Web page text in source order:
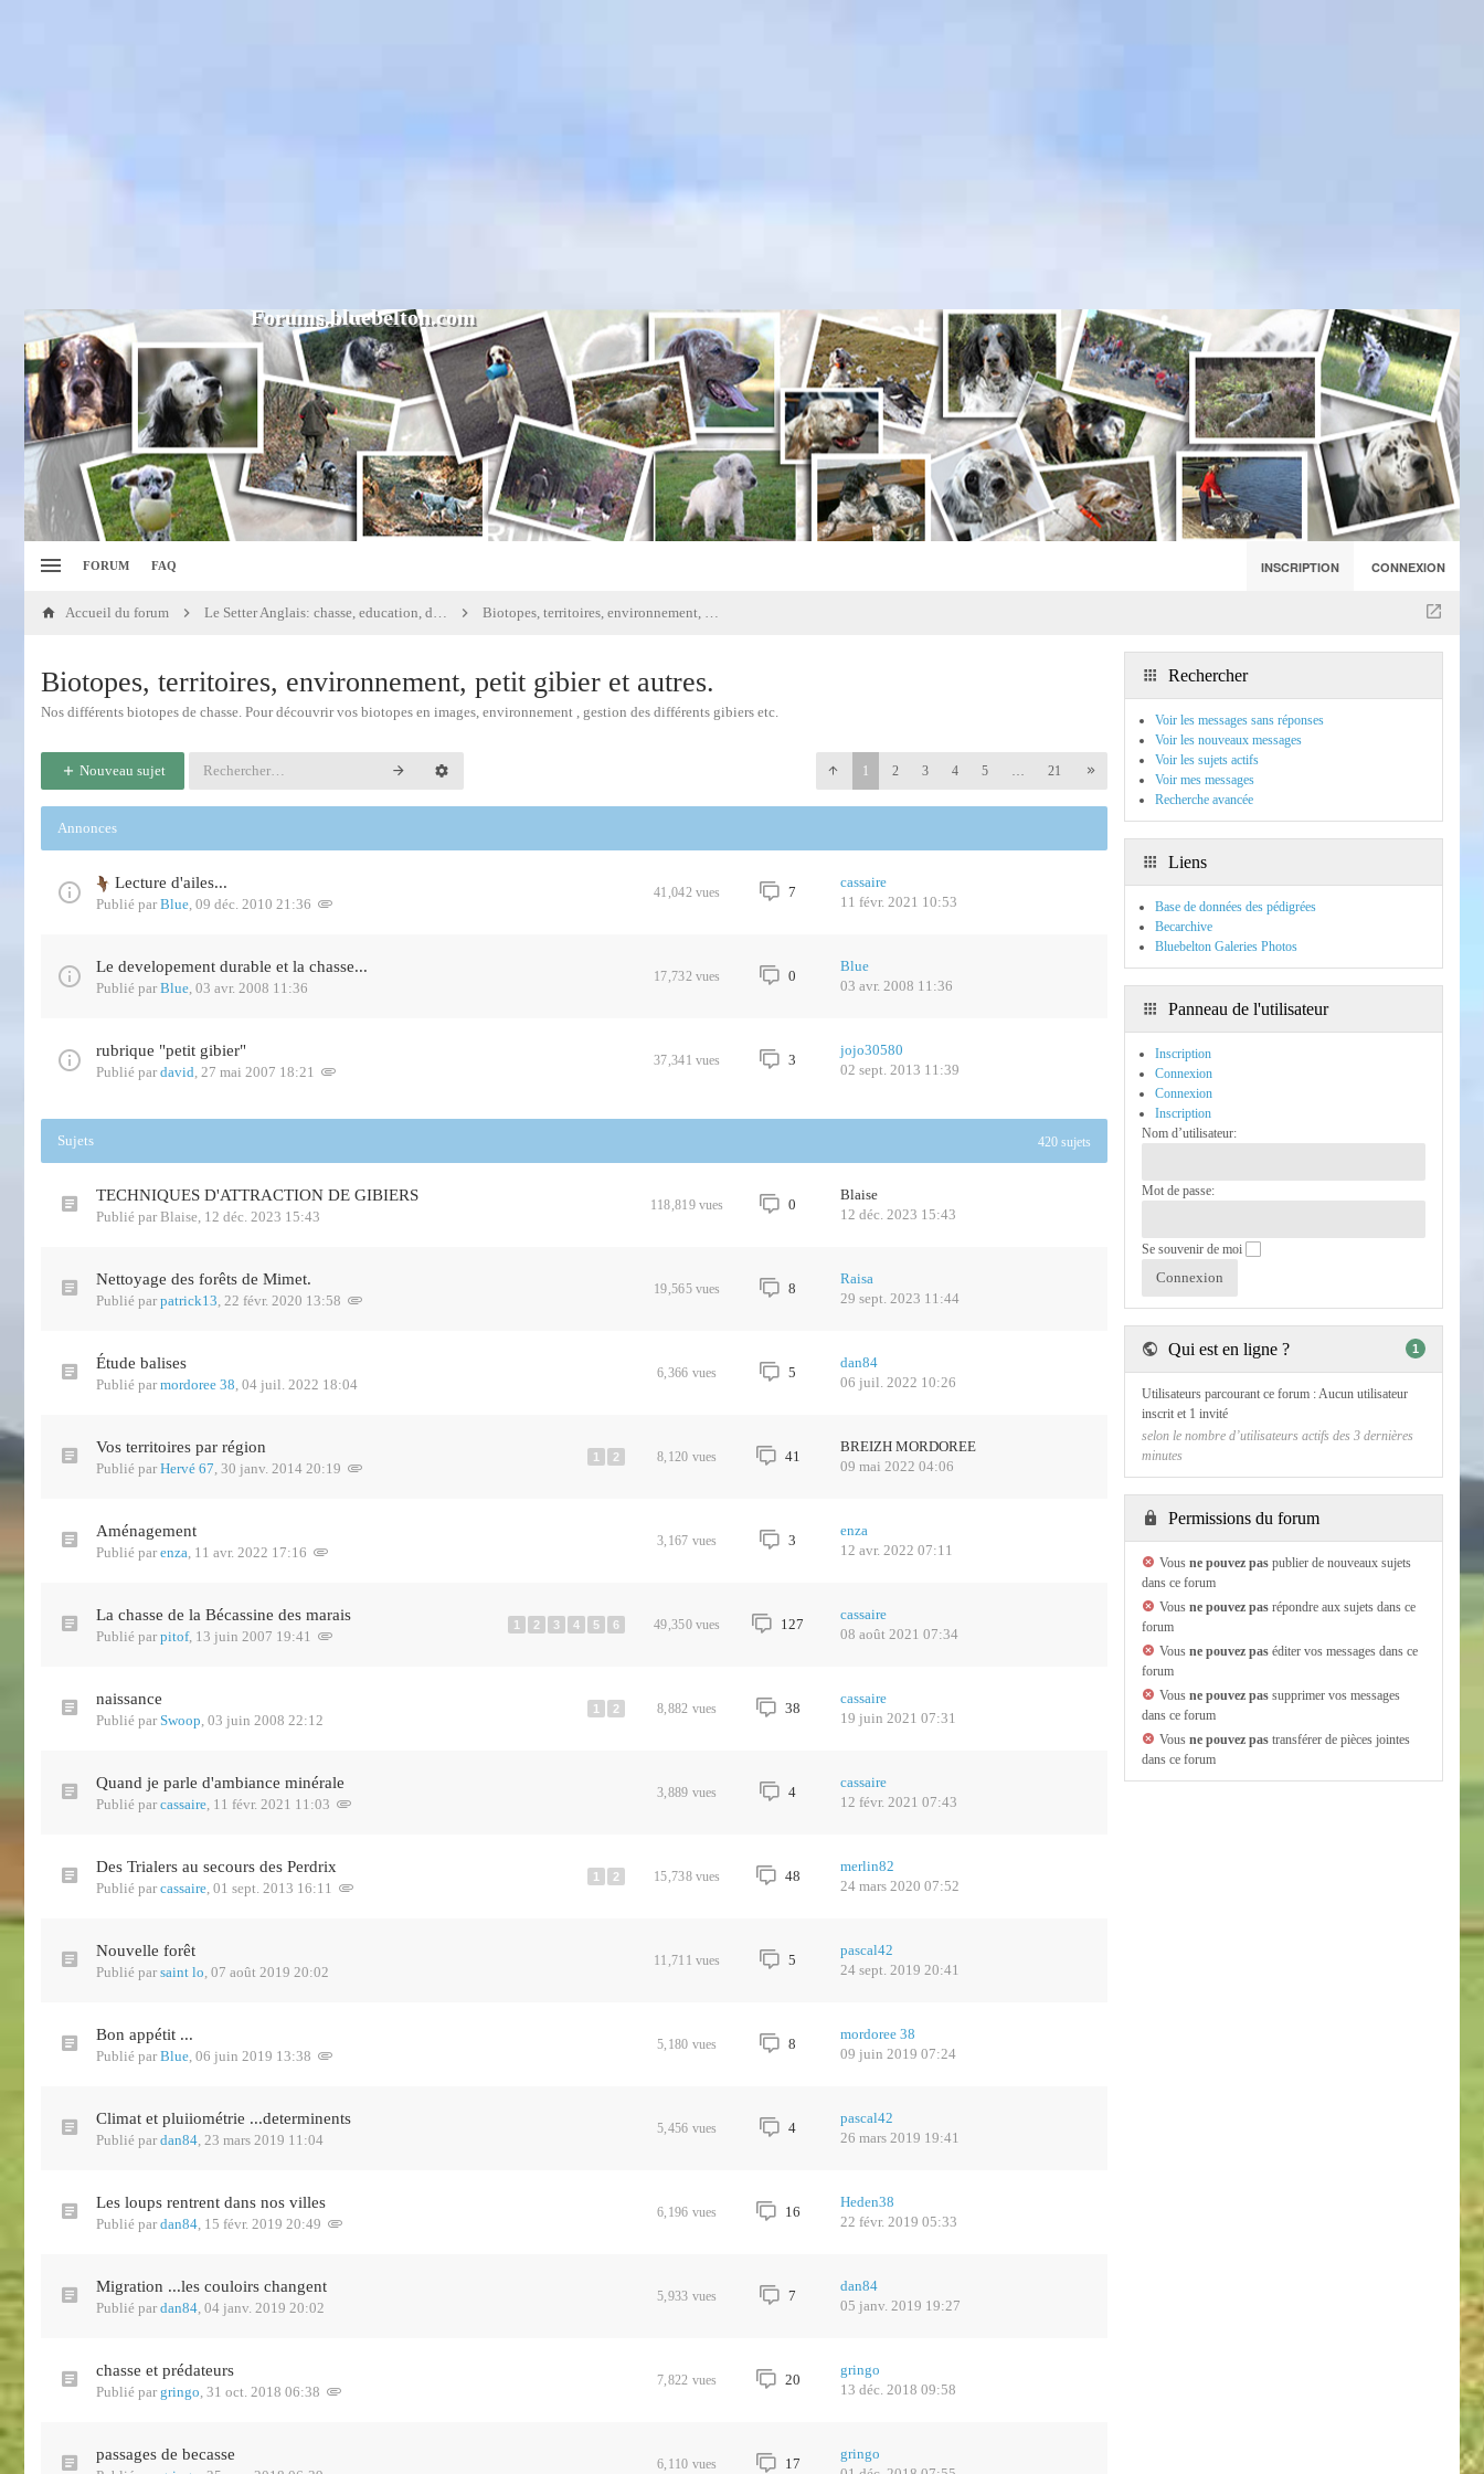
Forums.bluebelton.com
FORUM FAQ INSCRIPTION CONNEXION
Accueil du forum Le Setter Anglais: chasse, education, dressage Biotopes, territoires, environnement, petit gibier et autres.
Biotopes, territoires, environnement, petit gibier et autres.
Nos différents biotopes de chasse. Pour découvrir vos biotopes en images, environnement , gestion des différents gibiers etc.
Nouveau sujet 1 2 3 4 5 … 21
Annonces
Lecture d'ailes...
Publié par Blue, 09 déc. 2010 21:36
41,042 vues 7
cassaire
11 févr. 2021 10:53
Le developement durable et la chasse...
Publié par Blue, 03 avr. 2008 11:36
17,732 vues 0
Blue
03 avr. 2008 11:36
rubrique "petit gibier"
Publié par david, 27 mai 2007 18:21
37,341 vues 3
jojo30580
02 sept. 2013 11:39
Sujets 420 sujets
TECHNIQUES D'ATTRACTION DE GIBIERS
Publié par Blaise, 12 déc. 2023 15:43
118,819 vues 0
Blaise
12 déc. 2023 15:43
Nettoyage des forêts de Mimet.
Publié par patrick13, 22 févr. 2020 13:58
19,565 vues 8
Raisa
29 sept. 2023 11:44
Étude balises
Publié par mordoree 38, 04 juil. 2022 18:04
6,366 vues 5
dan84
06 juil. 2022 10:26
Vos territoires par région
Publié par Hervé 67, 30 janv. 2014 20:19
1 2 8,120 vues 41
BREIZH MORDOREE
09 mai 2022 04:06
Aménagement
Publié par enza, 11 avr. 2022 17:16
3,167 vues 3
enza
12 avr. 2022 07:11
La chasse de la Bécassine des marais
Publié par pitof, 13 juin 2007 19:41
1 2 3 4 5 6 49,350 vues 127
cassaire
08 août 2021 07:34
naissance
Publié par Swoop, 03 juin 2008 22:12
1 2 8,882 vues 38
cassaire
19 juin 2021 07:31
Quand je parle d'ambiance minérale
Publié par cassaire, 11 févr. 2021 11:03
3,889 vues 4
cassaire
12 févr. 2021 07:43
Des Trialers au secours des Perdrix
Publié par cassaire, 01 sept. 2013 16:11
1 2 15,738 vues 48
merlin82
24 mars 2020 07:52
Nouvelle forêt
Publié par saint lo, 07 août 2019 20:02
11,711 vues 5
pascal42
24 sept. 2019 20:41
Bon appétit ...
Publié par Blue, 06 juin 2019 13:38
5,180 vues 8
mordoree 38
09 juin 2019 07:24
Climat et pluiiométrie ...determinents
Publié par dan84, 23 mars 2019 11:04
5,456 vues 4
pascal42
26 mars 2019 19:41
Les loups rentrent dans nos villes
Publié par dan84, 15 févr. 2019 20:49
6,196 vues 16
Heden38
22 févr. 2019 05:33
Migration ...les couloirs changent
Publié par dan84, 04 janv. 2019 20:02
5,933 vues 7
dan84
05 janv. 2019 19:27
chasse et prédateurs
Publié par gringo, 31 oct. 2018 06:38
7,822 vues 20
gringo
13 déc. 2018 09:58
passages de becasse
6,110 vues 17
gringo
Rechercher
Voir les messages sans réponses
Voir les nouveaux messages
Voir les sujets actifs
Voir mes messages
Recherche avancée
Liens
Base de données des pédigrées
Becarchive
Bluebelton Galeries Photos
Panneau de l'utilisateur
Inscription
Connexion
Connexion
Inscription
Nom d’utilisateur:
Mot de passe:
Se souvenir de moi
Qui est en ligne ? 1
Utilisateurs parcourant ce forum : Aucun utilisateur
inscrit et 1 invité
selon le nombre d’utilisateurs actifs des 3 dernières
minutes
Permissions du forum
Vous ne pouvez pas publier de nouveaux sujets
dans ce forum
Vous ne pouvez pas répondre aux sujets dans ce
forum
Vous ne pouvez pas éditer vos messages dans ce
forum
Vous ne pouvez pas supprimer vos messages
dans ce forum
Vous ne pouvez pas transférer de pièces jointes
dans ce forum